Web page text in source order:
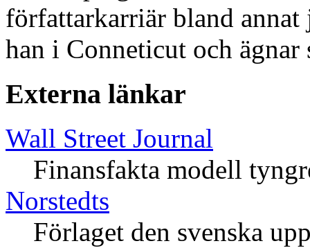
författarkarriär bland
han i Conneticut och
Externa länkar
Wall Street Journal
Finansfakta modell
Norstedts
Förlaget den svenska